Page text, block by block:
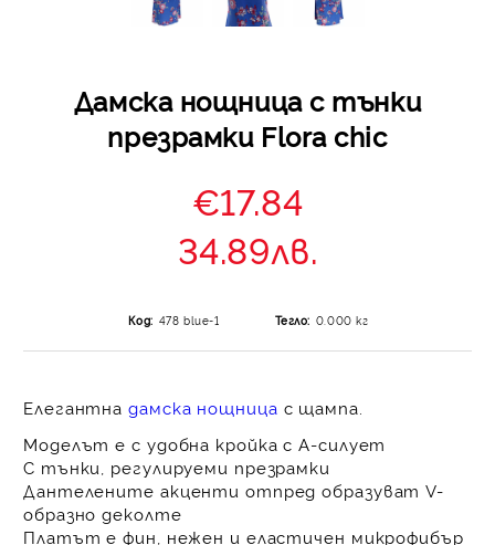
Дамска нощница с тънки
презрамки Flora chic
€17.84
34.89лв.
Код: 478 blue-1 Тегло: 0.000 кг
Елегантнадамска нощница с щампа.
Моделът е с удобна кройка с А-силует
С тънки, регулируеми презрамки
Дантелените акценти отпред образуват V-
образно деколте
Платът е фин, нежен и еластичен микрофибър